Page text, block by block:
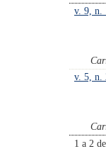
v. 9, n.
v. 5, n.
1 a 2